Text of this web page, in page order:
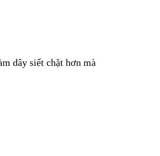
dây siết chặt hơn mà